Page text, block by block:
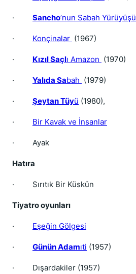
· Sancho’nun Sabah Yürüyüşü
· Konçinalar (1967)
· Kızıl Saçlı Amazon (1970)
· Yalıda Sabah (1979)
· Şeytan Tüyü (1980),
· Bir Kavak ve İnsanlar
· Ayak
Hatıra
· Sırıtık Bir Küskün
Tiyatro oyunları
· Eşeğin Gölgesi
· Günün Adamıti (1957)
· Dışardakiler (1957)